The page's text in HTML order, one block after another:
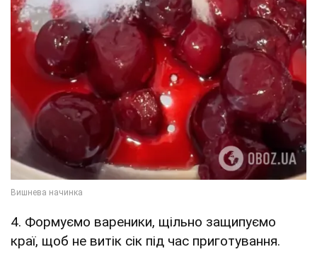
4. Формуємо вареники, щільно защипуємо
краї, щоб не витік сік під час приготування.